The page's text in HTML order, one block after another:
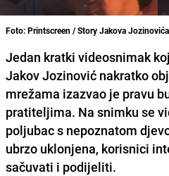
Foto: Printscreen / Story Jakova Jozinovića
Jedan kratki videosnimak
Jakov Jozinović nakratko
mrežama izazvao je pravu
pratiteljima. Na snimku se
poljubac s nepoznatom
ubrzo uklonjena, korisnici
sačuvati i podijeliti.